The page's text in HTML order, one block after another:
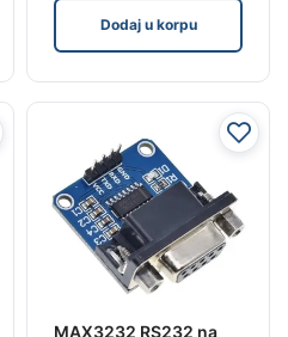
Dodaj u korpu
MAX3232 RS232 na